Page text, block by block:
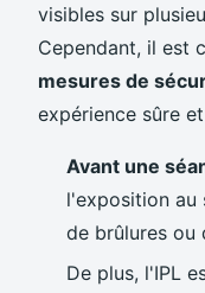
visibles sur
Cependant, il est
mesures de
expérience sûre
Avant une
l'exposition au
de brûlures ou
De plus, l'IPL